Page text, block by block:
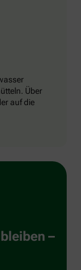
Über
auf die
–